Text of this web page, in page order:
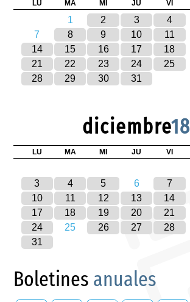
LU MA MI JU VI
1 2 3 4
7
8 9 10 11
14
15 16 17 18
21
22 23 24 25
28
29 30 31
diciembre18
LU MA MI JU VI
3
4 5 6 7
10
11 12 13 14
17
18 19 20 21
24
25 26 27 28
31
Boletines anuales